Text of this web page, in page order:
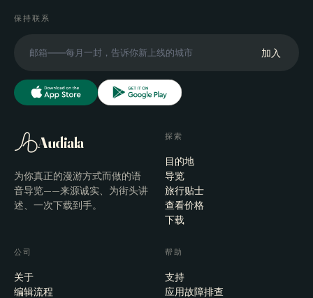
保持联系
加入
Audiala
为你真正的漫游方式而做的语
音导览——来源诚实、为街头讲
述、一次下载到手。
探索
目的地
导览
旅行贴士
查看价格
下载
公司
关于
编辑流程
帮助
支持
应用故障排查